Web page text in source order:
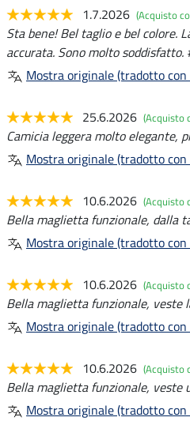
1.7.2026 (Acquisto
Sta bene! Bel taglio e bel colore.
accurata. Sono molto soddisfatto.
Mostra originale (tradotto con
25.6.2026 (Acquisto
Camicia leggera molto elegante,
Mostra originale (tradotto con
10.6.2026 (Acquisto
Bella maglietta funzionale, dalla
Mostra originale (tradotto con
10.6.2026 (Acquisto
Bella maglietta funzionale, veste
Mostra originale (tradotto con
10.6.2026 (Acquisto
Bella maglietta funzionale, veste
Mostra originale (tradotto con